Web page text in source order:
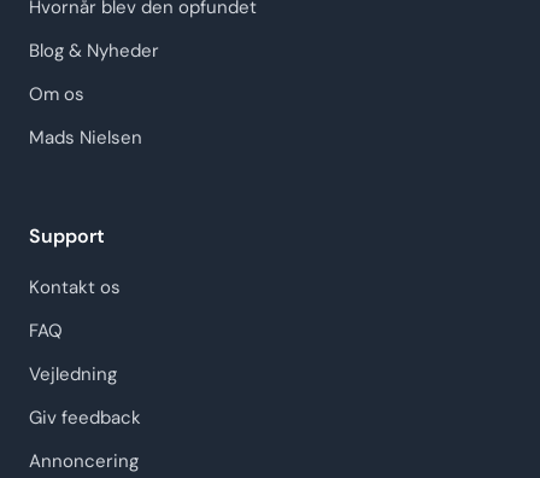
Hvornår blev den opfundet
Blog & Nyheder
Om os
Mads Nielsen
Support
Kontakt os
FAQ
Vejledning
Giv feedback
Annoncering